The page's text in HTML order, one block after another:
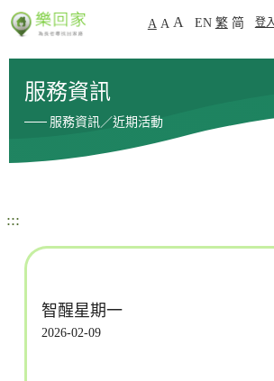
A A A EN 繁 简 登
服務資訊
服務資訊／近期活動
:::
智醒星期一
2026-02-09